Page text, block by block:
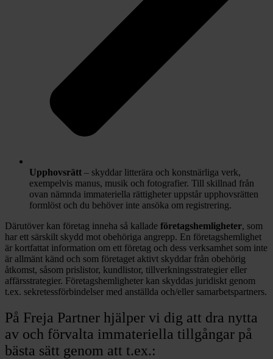
Upphovsrätt – skyddar litterära och konstnärliga verk,
exempelvis manus, musik och fotografier. Till skillnad från
ovan nämnda immateriella rättigheter uppstår upphovsrätten
formlöst och du behöver inte ansöka om registrering.
Därutöver kan företag inneha så kallade företagshemligheter, som
har ett särskilt skydd mot obehöriga angrepp. En företagshemlighet
är kortfattat information om ett företag och dess verksamhet som inte
är allmänt känd och som företaget aktivt skyddar från obehörig
åtkomst, såsom prislistor, kundlistor, tillverkningsstrategier eller
affärsstrategier. Företagshemligheter kan skyddas juridiskt genom
t.ex. sekretessförbindelser med anställda och/eller samarbetspartners.
På Freja Partner hjälper vi dig att dra nytta
av och förvalta immateriella tillgångar på
bästa sätt genom att t.ex.: